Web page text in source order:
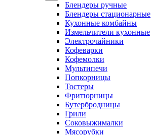
Блендеры ручные
Блендеры стационарные
Кухонные комбайны
Измельчители кухонные
Электрочайники
Кофеварки
Кофемолки
Мультипечи
Попкорницы
Тостеры
Фритюрницы
Бутербродницы
Грили
Соковыжималки
Мясорубки